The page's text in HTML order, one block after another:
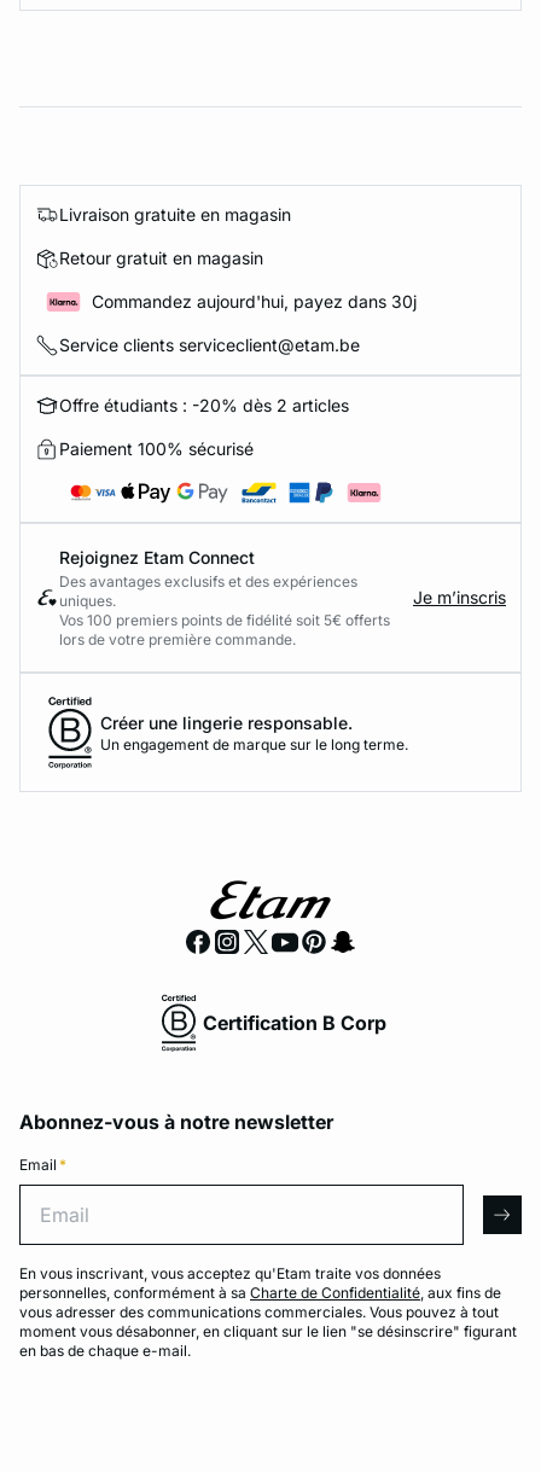
Livraison gratuite en magasin
Retour gratuit en magasin
Commandez aujourd'hui, payez dans 30j
Service clients serviceclient@etam.be
Offre étudiants : -20% dès 2 articles
Paiement 100% sécurisé
Rejoignez Etam Connect
Des avantages exclusifs et des expériences
uniques.
Vos 100 premiers points de fidélité soit 5€ offerts
lors de votre première commande.​
Je m’inscris
Créer une lingerie responsable.
Un engagement de marque sur le long terme.
Certification B Corp
Abonnez-vous à notre newsletter
Email *
En vous inscrivant, vous acceptez qu'Etam traite vos données
personnelles, conformément à sa Charte de Confidentialité, aux fins de
vous adresser des communications commerciales. Vous pouvez à tout
moment vous désabonner, en cliquant sur le lien "se désinscrire" figurant
en bas de chaque e-mail.